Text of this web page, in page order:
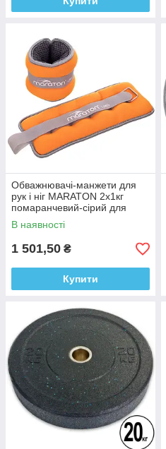
Обважнювачі-манжети для
рук і ніг MARATON 2x1кг
помаранчевий-сірий для
фітнесу
В наявності
1 501,50 ₴
Купити